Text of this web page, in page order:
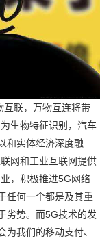
互联，万物互连将带
生物特征识别，汽车
和实体经济深度融
网和工业互联网提供
，积极推进5G网络
任何一个都是及其重
劣势。而5G技术的发
我们的移动支付、